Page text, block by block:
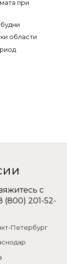
при
области
с
(800) 201-52-
Петербург